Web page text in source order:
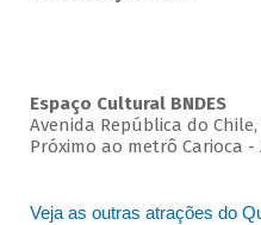
Espaço Cultural BNDES
Avenida República do
Próximo ao metrô Carioca -
Veja as outras atrações do